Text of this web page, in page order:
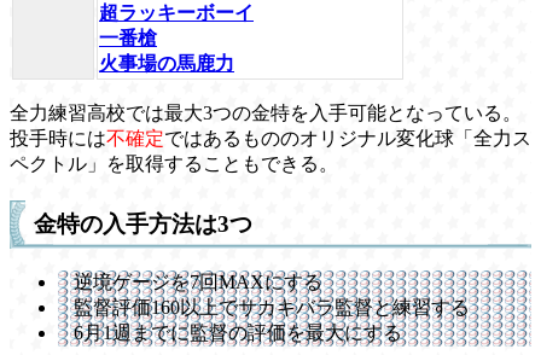
超ラッキーボーイ
一番槍
火事場の馬鹿力
全力練習高校では最大3つの金特を入手可能となっている。
投手時には不確定ではあるもののオリジナル変化球「全力ス
ペクトル」を取得することもできる。
金特の入手方法は3つ
逆境ゲージを7回MAXにする
監督評価160以上でサカキバラ監督と練習する
6月1週までに監督の評価を最大にする